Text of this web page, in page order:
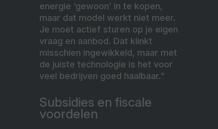
energie ‘gewoon’ in te kopen,
maar dat model werkt niet meer.
Je moet actief sturen op je eigen
vraag en aanbod. Dat klinkt
misschien ingewikkeld, maar met
de juiste technologie is het voor
veel bedrijven goed haalbaar.”
Subsidies en fiscale
voordelen